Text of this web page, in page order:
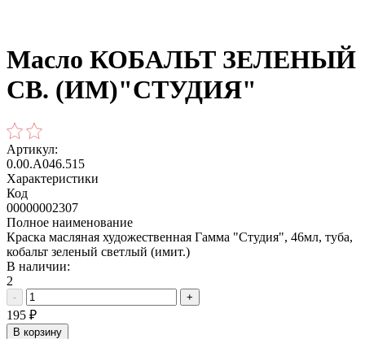
Масло КОБАЛЬТ ЗЕЛЕНЫЙ
СВ. (ИМ)"СТУДИЯ"
Артикул:
0.00.А046.515
Характеристики
Код
00000002307
Полное наименование
Краска масляная художественная Гамма "Студия", 46мл, туба,
кобальт зеленый светлый (имит.)
В наличии:
2
- +
195 ₽
В корзину